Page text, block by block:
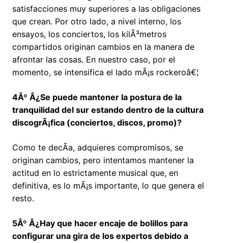
satisfacciones muy superiores a las obligaciones
que crean. Por otro lado, a nivel interno, los
ensayos, los conciertos, los kilÃ³metros
compartidos originan cambios en la manera de
afrontar las cosas. En nuestro caso, por el
momento, se intensifica el lado mÃ¡s rockeroâ€¦
4Âº Â¿Se puede mantener la postura de la
tranquilidad del sur estando dentro de la cultura
discogrÃ¡fica (conciertos, discos, promo)?
Como te decÃ­a, adquieres compromisos, se
originan cambios, pero intentamos mantener la
actitud en lo estrictamente musical que, en
definitiva, es lo mÃ¡s importante, lo que genera el
resto.
5Âº Â¿Hay que hacer encaje de bolillos para
configurar una gira de los expertos debido a